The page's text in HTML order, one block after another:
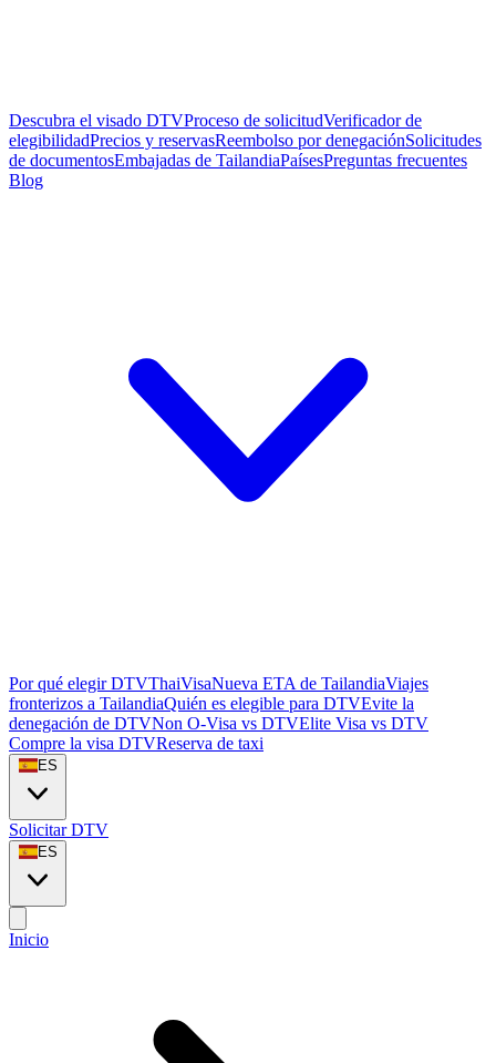
Descubra el visado DTVProceso de solicitudVerificador de
elegibilidadPrecios y reservasReembolso por denegaciónSolicitudes
de documentosEmbajadas de TailandiaPaísesPreguntas frecuentes
Blog
Por qué elegir DTVThaiVisaNueva ETA de TailandiaViajes
fronterizos a TailandiaQuién es elegible para DTVEvite la
denegación de DTVNon O-Visa vs DTVElite Visa vs DTV
Compre la visa DTVReserva de taxi
ES
Solicitar DTV
ES
Inicio